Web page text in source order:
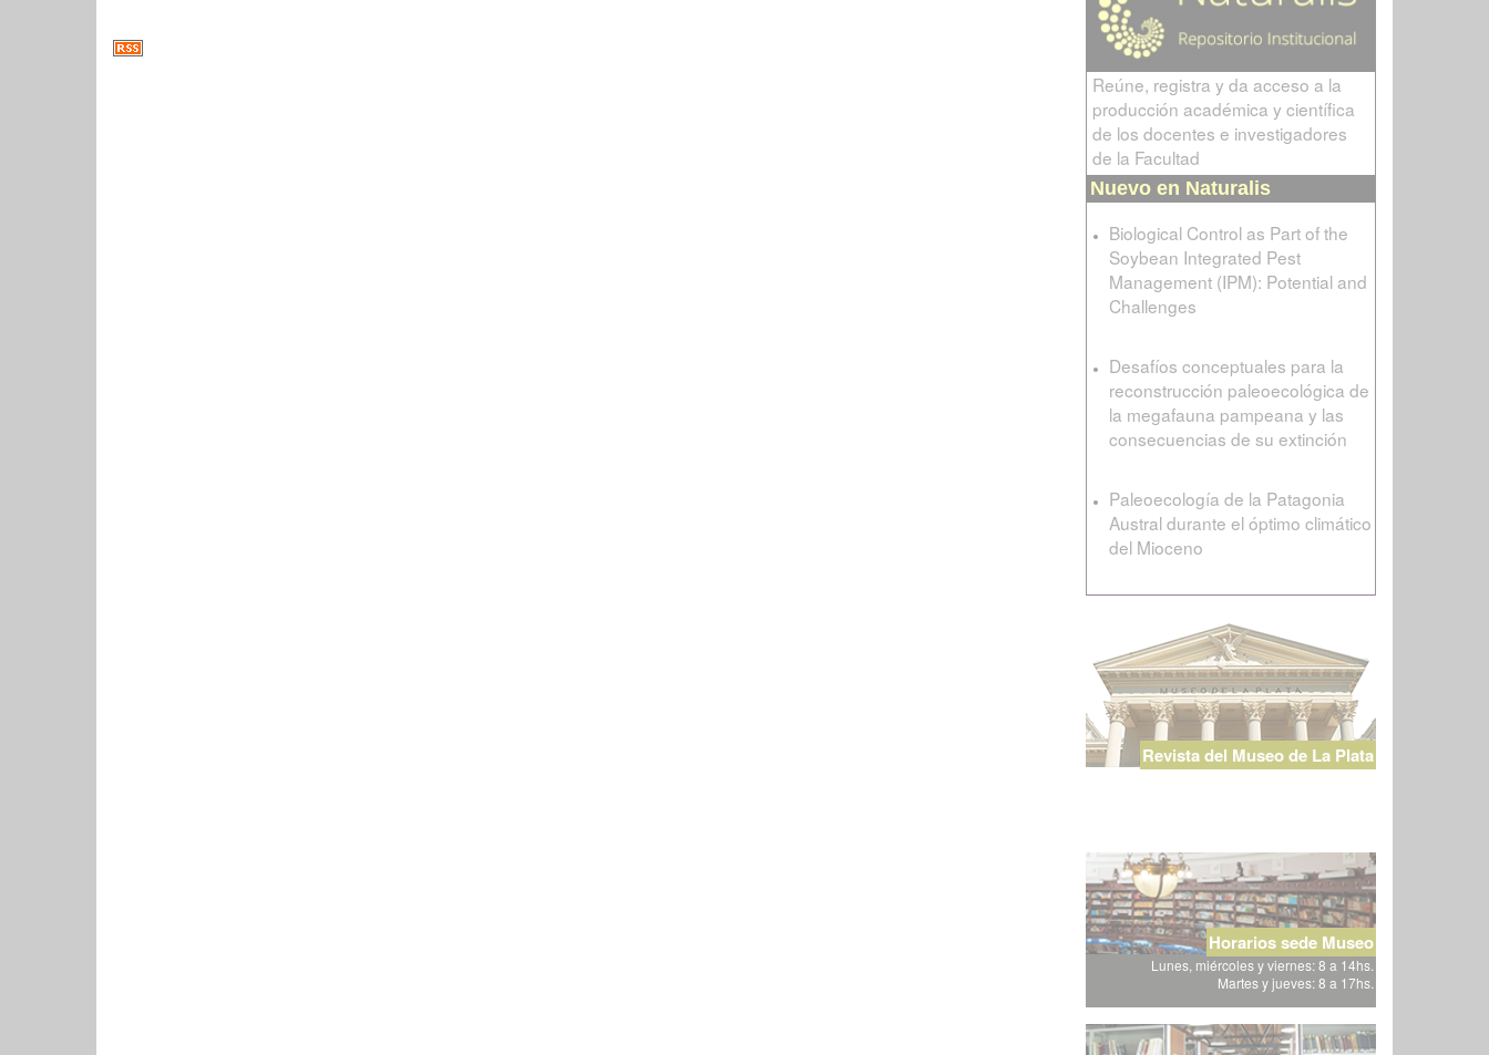
Reúne, registra y da acceso a la
producción académica y científica
de los docentes e investigadores
de la Facultad
Nuevo en Naturalis
Biological Control as Part of the
Soybean Integrated Pest
Management (IPM): Potential and
Challenges
Desafíos conceptuales para la
reconstrucción paleoecológica de
la megafauna pampeana y las
consecuencias de su extinción
Paleoecología de la Patagonia
Austral durante el óptimo climático
del Mioceno
Revista del Museo de La Plata
Horarios sede Museo
Lunes, miércoles y viernes: 8 a 14hs.
Martes y jueves: 8 a 17hs.